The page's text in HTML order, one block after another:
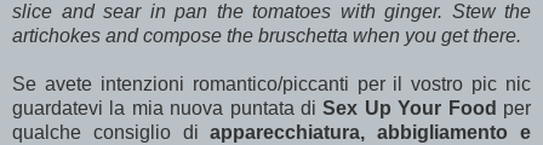
slice and sear in pan the tomatoes with ginger. Stew the
artichokes and compose the bruschetta when you get there.
Se avete intenzioni romantico/piccanti per il vostro pic nic
guardatevi la mia nuova puntata diSex Up Your Food per
qualche consiglio diapparecchiatura, abbigliamento e